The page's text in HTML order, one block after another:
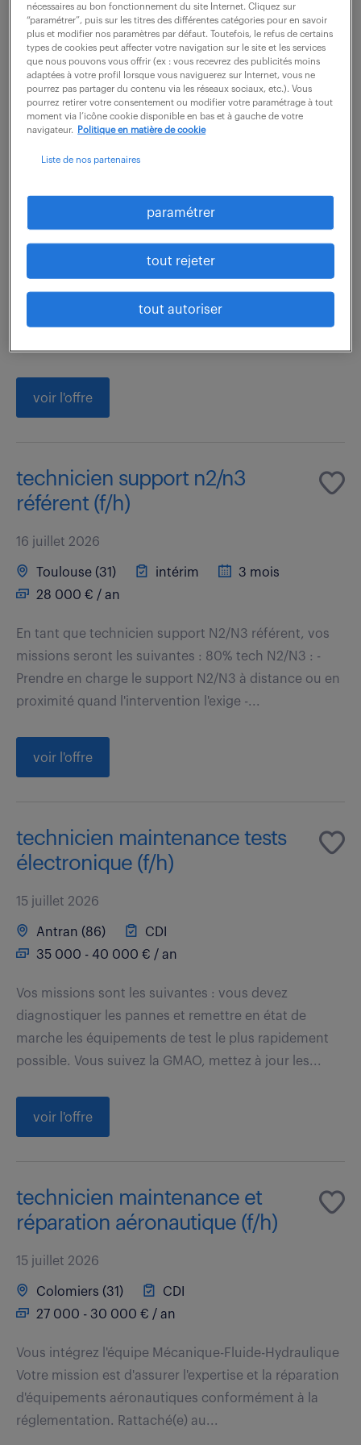
production. Vos missions : - Réaliser les dépannages
des moyens de production, le préventif et...
voir l'offre
technicien de maintenance (f/h)
Sous la responsabilité du coordinateur maintenance
et au sein de l'équipe maintenance, vous devrez
voir l'offre
technicien support n2/n3
référent (f/h)
16 juillet 2026
Toulouse (31) intérim
3 mois
28 000 € / an
En tant que technicien support N2/N3 référent, vos
missions seront les suivantes : 80% tech N2/N3 : -
Prendre en charge le support N2/N3 à distance ou en
proximité quand l'intervention l'exige -...
voir l'offre
technicien maintenance tests
électronique (f/h)
15 juillet 2026
Antran (86)
CDI
35 000 - 40 000 € / an
Vos missions sont les suivantes : vous devez
diagnostiquer les pannes et remettre en état de
marche les équipements de test le plus rapidement
possible. Vous suivez la GMAO, mettez à jour les...
voir l'offre
technicien maintenance et
réparation aéronautique (f/h)
15 juillet 2026
Colomiers (31)
CDI
27 000 - 30 000 € / an
Vous intégrez l'équipe Mécanique-Fluide-Hydraulique
Votre mission est d'assurer l'expertise et la réparation
d'équipements aéronautiques conformément à la
réglementation. Rattaché(e) au...
nécessaires au bon fonctionnement du site Internet. Cliquez sur
“paramétrer”, puis sur les titres des différentes catégories pour en savoir
plus et modifier nos paramètres par défaut. Toutefois, le refus de certains
types de cookies peut affecter votre navigation sur le site et les services
que nous pouvons vous offrir (ex : vous recevrez des publicités moins
adaptées à votre profil lorsque vous naviguerez sur Internet, vous ne
pourrez pas partager du contenu via les réseaux sociaux, etc.). Vous
pourrez retirer votre consentement ou modifier votre paramétrage à tout
moment via l’icône cookie disponible en bas et à gauche de votre
navigateur.
Politique en matière de cookie
Liste de nos partenaires
paramétrer
tout rejeter
tout autoriser